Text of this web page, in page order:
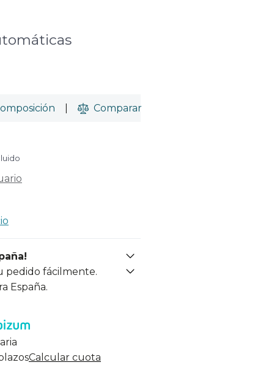
Comparar
pedido fácilmente.
España.
Calcular cuota